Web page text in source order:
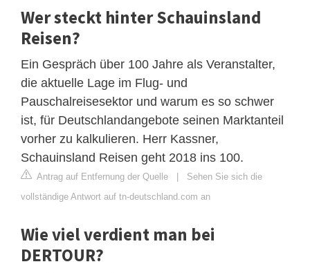
Wer steckt hinter Schauinsland
Reisen?
Ein Gespräch über 100 Jahre als Veranstalter,
die aktuelle Lage im Flug- und
Pauschalreisesektor und warum es so schwer
ist, für Deutschlandangebote seinen Marktanteil
vorher zu kalkulieren. Herr Kassner,
Schauinsland Reisen geht 2018 ins 100.
Antrag auf Entfernung der Quelle | Sehen Sie sich die
vollständige Antwort auf tn-deutschland.com an
Wie viel verdient man bei
DERTOUR?